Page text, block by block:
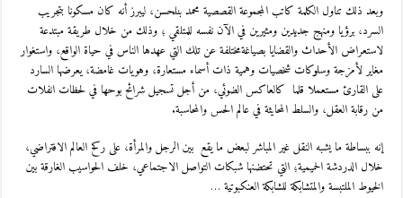
وبعد ذلك تناول الكلمة كاتب المجموعة القصصية محمد بنلحسن، ليبرز أنه كان مسكونا بتجريب
السرد، برؤيا ومنهج جديدين ومثيرين في الآن نفسه للمتلقي ؛ وذلك من خلال طريقة مبتدعة
لاستعراض الأحداث والقضايا بصياغةمختلفة عن تلك التي عهدها الناس في حياة الواقع، واستغوار
مغاير لأمزجة وسلوكات شخصيات وهمية ذات أسماء مستعارة، وهويات غامضة، يعرضها السارد
على القارئ مستعملا قلما كالعاكس الضوئي، من أجل تسجيل شرائح بوحها في لحظات انفلات
من رقابة العقل، والسلط المحايثة في عالم الحس والمحاسبة.
إنه ببساطة ما يشبه النقل غير المباشر لبعض ما يقع بين الرجل والمرأة، على ركح العالم الافتراضي،
خلال الدردشة الحميمية؛ التي تحتضنها شبكات التواصل الاجتماعي، خلف الحواسيب الغارقة بين
الخيوط الملتبسة والمتشابكة للشابكة العنكبوتية …